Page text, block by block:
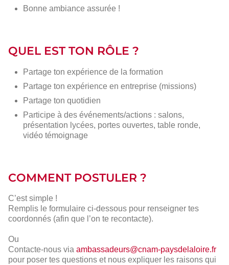
Bonne ambiance assurée !
QUEL EST TON RÔLE ?
Partage ton expérience de la formation
Partage ton expérience en entreprise (missions)
Partage ton quotidien
Participe à des événements/actions : salons,
présentation lycées, portes ouvertes, table ronde,
vidéo témoignage
COMMENT POSTULER ?
C’est simple !
Remplis le formulaire ci-dessous pour renseigner tes
coordonnés (afin que l’on te recontacte).
Ou
Contacte-nous via ambassadeurs@cnam-paysdelaloire.fr
pour poser tes questions et nous expliquer les raisons qui